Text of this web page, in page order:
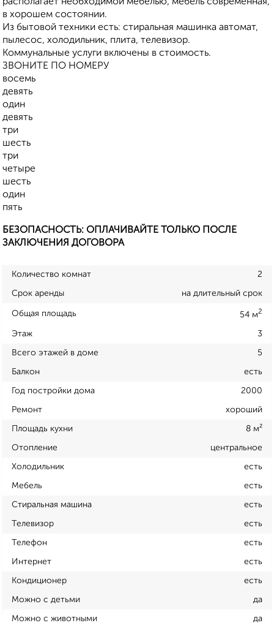
в хорошем состоянии.
Из бытовой техники есть: стиральная машинка автомат,
пылесос, холодильник, плита, телевизор.
Коммунальные услуги включены в стоимость.
ЗВОНИТЕ ПО НОМЕРУ
восемь
девять
один
девять
три
шесть
три
четыре
шесть
один
пять
БЕЗОПАСНОСТЬ: ОПЛАЧИВАЙТЕ ТОЛЬКО ПОСЛЕ
ЗАКЛЮЧЕНИЯ ДОГОВОРА
Количество комнат 2
Срок аренды на длительный срок
Общая площадь 54 м2
Этаж 3
Всего этажей в доме 5
Балкон есть
Год постройки дома 2000
Ремонт хороший
Площадь кухни 8 м²
Отопление центральное
Холодильник есть
Мебель есть
Стиральная машина есть
Телевизор есть
Телефон есть
Интернет есть
Кондиционер есть
Можно с детьми да
Можно с животными да